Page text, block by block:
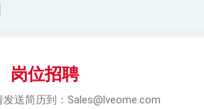
岗位招聘
送简历到：Sales@lveome.com